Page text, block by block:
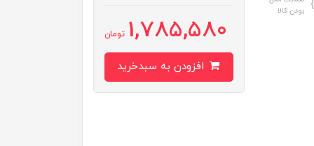
بودن کالا
1,785,580 تومان